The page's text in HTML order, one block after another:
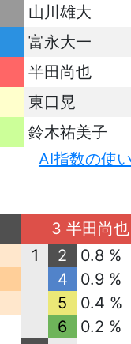
山川雄大
富永大一
半田尚也
東口晃
鈴木祐美子
AI指数の使
3 半田尚也
1
2
0.8 %
4
0.9 %
5
0.4 %
6
0.2 %